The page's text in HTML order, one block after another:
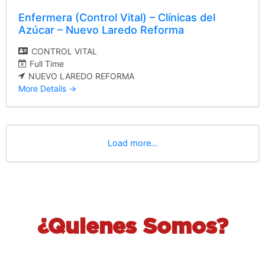
Enfermera (Control Vital) – Clínicas del
Azúcar – Nuevo Laredo Reforma
CONTROL VITAL
Full Time
NUEVO LAREDO REFORMA
More Details
Load more...
¿Quienes Somos?